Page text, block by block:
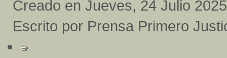
Creado en Jueves, 24 Julio 2025
Escrito por Prensa Primero